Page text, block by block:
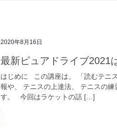
2020年8月16日
最新ピュアドライブ2021
はじめに この講座は、 「読むテニ
報や、 テニスの上達法、 テニスの
す。 今回はラケットの話 […]